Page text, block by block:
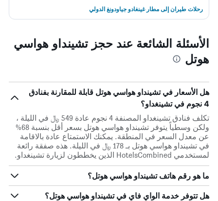
رحلات طيران إلى مطار غينغادو جياودونغ الدولي
الأسئلة الشائعة عند حجز تشينداو هواسي
هوتل
هل الأسعار في تشينداو هواسي هوتل قابلة للمقارنة بفنادق
4 نجوم في تشينغداو؟
تكلف فنادق تشينغداو المصنفة 4 نجوم عادة 549 ﷼ في الليلة ،
ولكن وسطياً يتوفر تشينداو هواسي هوتل بسعر أقل بنسبة 68%
عن معدل السعر في المنطقة. يمكنك الاستمتاع عادة بالاقامة
في تشينداو هواسي هوتل بـ 178 ﷼ في الليلة. هذه صفقة رائعة
لمستخدمي HotelsCombined الذين يخططون لزيارة تشينغداو.
ما هو رقم هاتف تشينداو هواسي هوتل؟
هل تتوفر خدمة الواي فاي في تشينداو هواسي هوتل؟